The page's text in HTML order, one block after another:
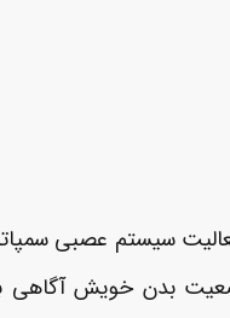
سیستم عصبی
بدن خویش